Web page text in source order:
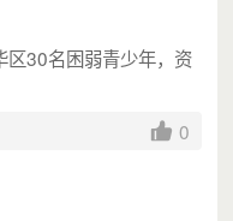
的活动。
人材料、制作海报、捐
30名困弱青少年，资
0